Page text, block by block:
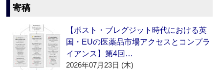
寄稿
【ポスト・ブレグジット時代における英
国・EUの医薬品市場アクセスとコンプラ
イアンス】第4回…
2026年07月23日 (木)